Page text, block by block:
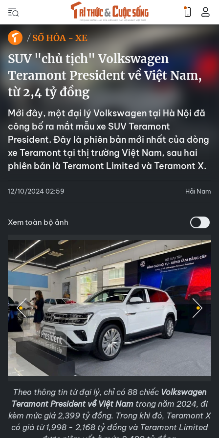
SỐ HÓA - XE
SUV "chủ tịch" Volkswagen
Teramont President về Việt Nam,
từ 2,4 tỷ đồng
Mới đây, một đại lý Volkswagen tại Hà Nội đã
công bố ra mắt mẫu xe SUV Teramont
President. Đây là phiên bản mới nhất của dòng
xe Teramont tại thị trường Việt Nam, sau hai
phiên bản là Teramont Limited và Teramont X.
12/10/2024 02:59 Hải Nam
Xem toàn bộ ảnh
Theo thông tin từ đại lý, chỉ có 88 chiếc Volkswagen
Teramont President về Việt Nam trong năm 2024, đi
kèm mức giá 2,399 tỷ đồng. Trong khi đó, Teramont X
có giá từ 1,998 - 2,168 tỷ đồng và Teramont Limited